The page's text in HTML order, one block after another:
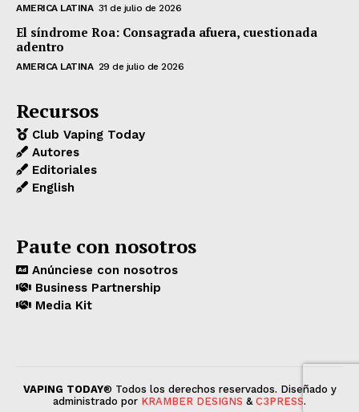
AMERICA LATINA 31 de julio de 2026
El síndrome Roa: Consagrada afuera, cuestionada
adentro
AMERICA LATINA 29 de julio de 2026
Recursos
Club Vaping Today
Autores
Editoriales
English
Paute con nosotros
Anúnciese con nosotros
Business Partnership
Media Kit
VAPING TODAY® Todos los derechos reservados. Diseñado y
administrado por KRAMBER DESIGNS & C3PRESS.